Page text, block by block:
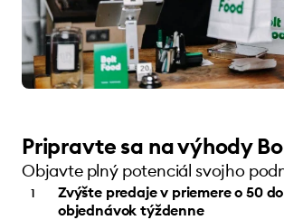
Pripravte sa na výhody
Objavte plný potenciál svojho
Zvýšte predaje v priemere o 50
objednávok týždenne